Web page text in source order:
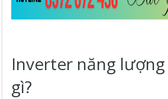
Inverter năng
gì?